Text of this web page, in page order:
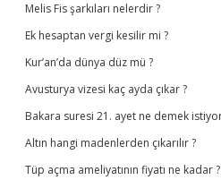
Melis Fis şarkıları nelerdir ?
Ek hesaptan vergi kesilir mi ?
Kur’an’da dünya düz mü ?
Avusturya vizesi kaç ayda çıkar ?
Bakara suresi 21. ayet ne demek
Altın hangi madenlerden çıkarılır ?
Tüp açma ameliyatının fiyatı ne kadar ?